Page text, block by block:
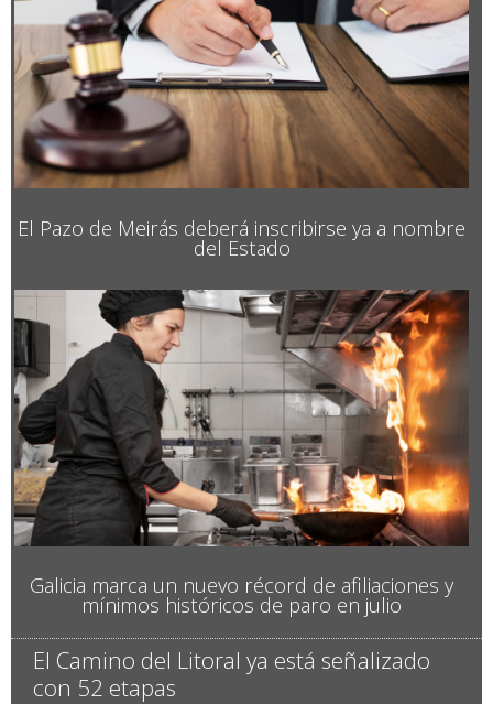
El Pazo de Meirás deberá inscribirse ya a nombre
del Estado
Galicia marca un nuevo récord de afiliaciones y
mínimos históricos de paro en julio
El Camino del Litoral ya está señalizado
con 52 etapas